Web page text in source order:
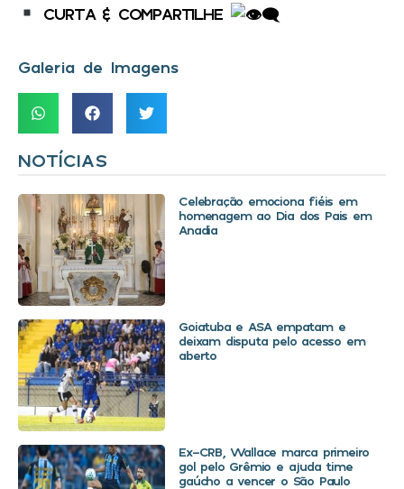
CURTA & COMPARTILHE
Galeria de Imagens
NOTÍCIAS
Celebração emociona fiéis em
homenagem ao Dia dos Pais em
Anadia
Goiatuba e ASA empatam e
deixam disputa pelo acesso em
aberto
Ex-CRB, Wallace marca primeiro
gol pelo Grêmio e ajuda time
gaúcho a vencer o São Paulo